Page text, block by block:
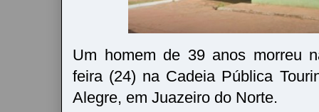
Um homem de 39 anos morreu
feira (24) na Cadeia Pública
Alegre, em Juazeiro do Norte.